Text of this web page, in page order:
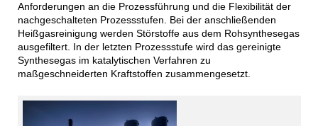
Anforderungen an die Prozessführung und die Flexibilität der
nachgeschalteten Prozessstufen. Bei der anschließenden
Heißgasreinigung werden Störstoffe aus dem Rohsynthesegas
ausgefiltert. In der letzten Prozessstufe wird das gereinigte
Synthesegas im katalytischen Verfahren zu
maßgeschneiderten Kraftstoffen zusammengesetzt.